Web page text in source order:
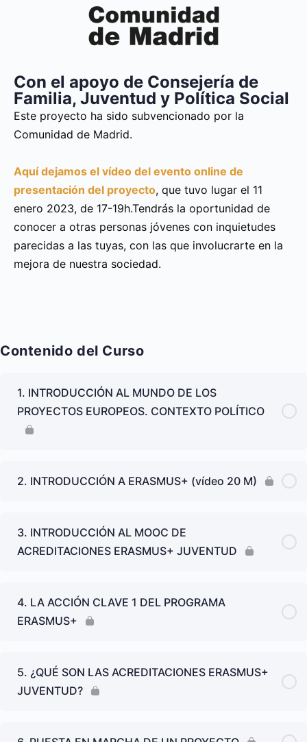
Con el apoyo de Consejería de
Familia, Juventud y Política Social
Este proyecto ha sido subvencionado por la
Comunidad de Madrid.
Aquí dejamos el vídeo del evento online de
presentación del proyecto, que tuvo lugar el 11
enero 2023, de 17-19h.Tendrás la oportunidad de
conocer a otras personas jóvenes con inquietudes
parecidas a las tuyas, con las que involucrarte en la
mejora de nuestra sociedad.
Contenido del Curso
1. INTRODUCCIÓN AL MUNDO DE LOS
PROYECTOS EUROPEOS. CONTEXTO POLÍTICO
2. INTRODUCCIÓN A ERASMUS+ (vídeo 20 M)
3. INTRODUCCIÓN AL MOOC DE
ACREDITACIONES ERASMUS+ JUVENTUD
4. LA ACCIÓN CLAVE 1 DEL PROGRAMA
ERASMUS+
5. ¿QUÉ SON LAS ACREDITACIONES ERASMUS+
JUVENTUD?